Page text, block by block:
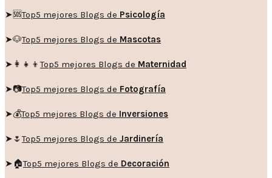
➤🆘Top5 mejores Blogs de Psicología
➤🐶Top5 mejores Blogs de Mascotas
➤👩‍👧‍👦Top5 mejores Blogs de Maternidad
➤📷Top5 mejores Blogs de Fotografía
➤💰Top5 mejores Blogs de Inversiones
➤🌷Top5 mejores Blogs de Jardinería
➤🏠Top5 mejores Blogs de Decoración